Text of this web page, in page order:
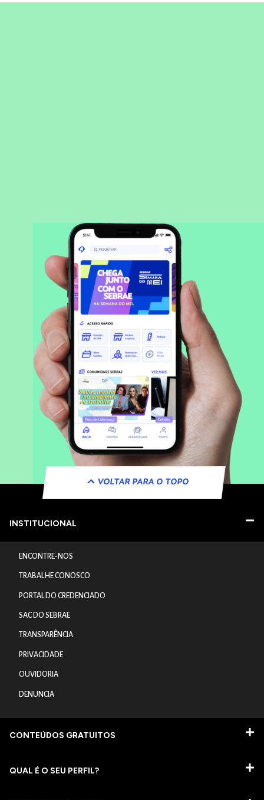
VOLTAR PARA O TOPO
INSTITUCIONAL
ENCONTRE-NOS
TRABALHE CONOSCO
PORTAL DO CREDENCIADO
SAC DO SEBRAE
TRANSPARÊNCIA
PRIVACIDADE
OUVIDORIA
DENUNCIA
CONTEÚDOS GRATUITOS
QUAL É O SEU PERFIL?